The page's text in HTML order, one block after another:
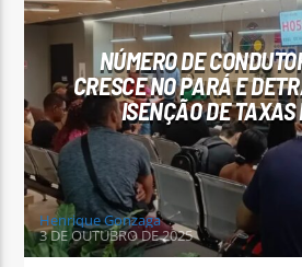
Arara Azul FM
NÚMERO DE
CRESCE NO PARÁ E
ISENÇÃO DE TAXAS
Henrique Gonzaga
3 DE OUTUBRO DE 2025